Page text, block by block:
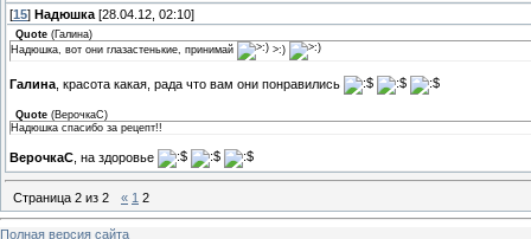
[15] Надюшка [28.04.12, 02:10]
Quote (Галина)
Надюшка, вот они глазастенькие, принимай
>:)
Галина , красота какая, рада что вам они понравились
Quote (ВерочкаС)
Надюшка спасибо за рецепт!!
ВерочкаС , на здоровье
Страница 2 из 2 « 1 2
Полная версия сайта